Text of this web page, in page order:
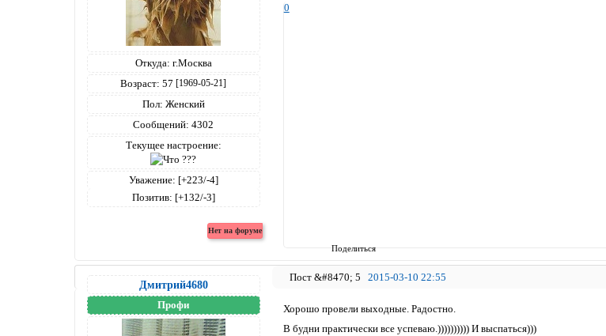
Поделиться
Откуда: г.Москва
Возраст: 57 [1969-05-21]
Пол: Женский
Сообщений: 4302
Текущее настроение:
Уважение: [+223/-4]
Позитив: [+132/-3]
0
5 2015-03-10 22:55
Дмитрий4680
Профи
Хорошо провели выходные. Радостно.
В будни практически все успеваю.)))))))))) И выспаться)))